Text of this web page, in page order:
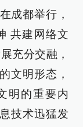
成都举行，
共建网络文
充分交融，
文明形态，
明的重要内
技术迅猛发